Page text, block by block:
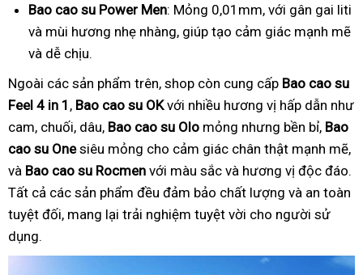
Bao cao su Power Men: Mỏng 0,01mm, với gân gai liti
và mùi hương nhẹ nhàng, giúp tạo cảm giác mạnh mẽ
và dễ chịu.
Ngoài các sản phẩm trên, shop còn cung cấp Bao cao su
Feel 4 in 1 , Bao cao su OKvới nhiều hương vị hấp dẫn như
cam, chuối, dâu, Bao cao su Olo mỏng nhưng bền bỉ, Bao
cao su Onesiêu mỏng cho cảm giác chân thật mạnh mẽ,
và Bao cao su Rocmen với màu sắc và hương vị độc đáo.
Tất cả các sản phẩm đều đảm bảo chất lượng và an toàn
tuyệt đối, mang lại trải nghiệm tuyệt vời cho người sử
dụng.